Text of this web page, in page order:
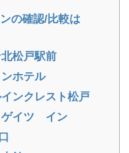
の確認/比較は
松戸駅前
ホテル
ンクレスト松戸
イツ イン